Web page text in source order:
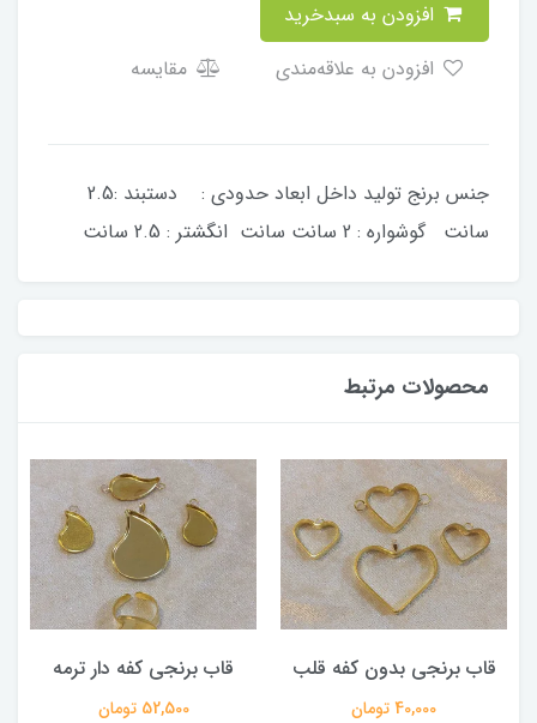
مقایسه
جنس برنج تولید داخل ابعاد حدودی : دستبند :2.5
سانت گوشواره : 2 سانت سانت انگشتر : 2.5 سانت
محصولات مرتبط
قاب برنجی بدون کفه قلب
40,000 تومان
قاب برنجی کفه دار ترمه
52,500 تومان